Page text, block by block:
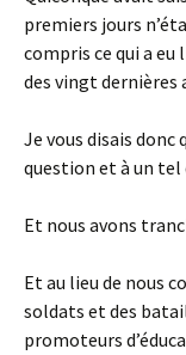
premiers jours
compris ce qui a
des vingt dernières
Je vous disais
question et à un tel
Et nous avons
Et au lieu de nous
soldats et des
promoteurs